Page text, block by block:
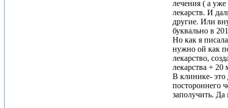
лечения ( а
лекарств. И
другие. Или
буквально в
Но как я
нужно ой как
лекарство,
лекарства + 20
В клинике- это
постороннего
заполучить. Да